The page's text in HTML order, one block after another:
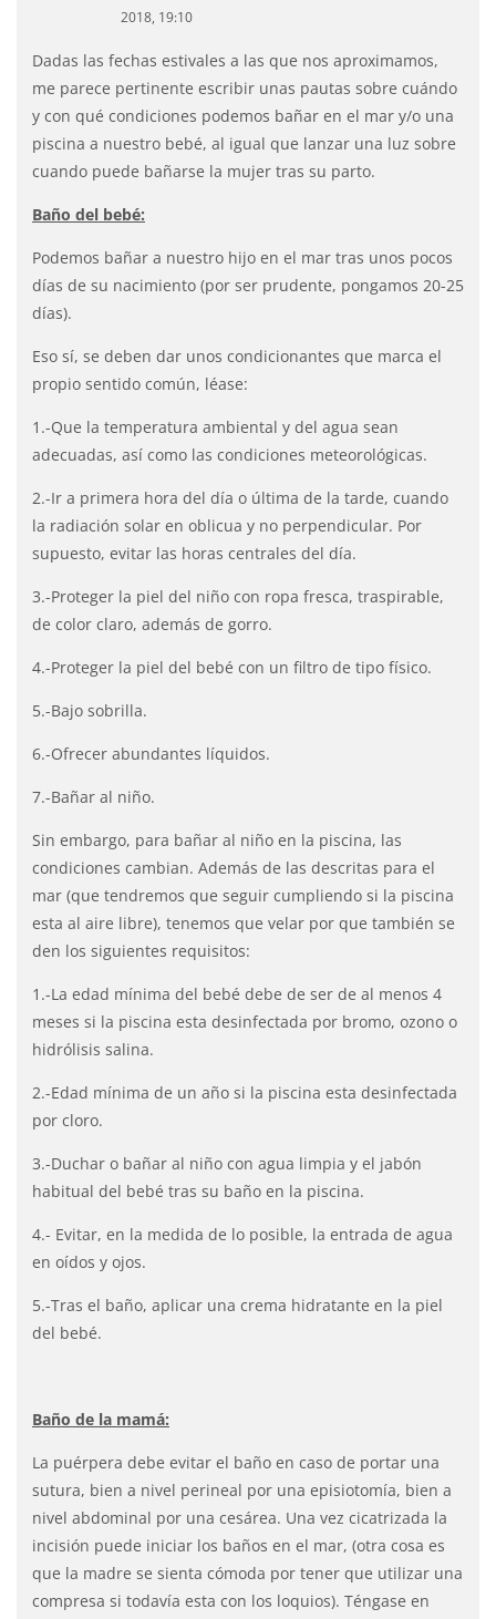
2018, 19:10
Dadas las fechas estivales a las que nos aproximamos,
me parece pertinente escribir unas pautas sobre cuándo
y con qué condiciones podemos bañar en el mar y/o una
piscina a nuestro bebé, al igual que lanzar una luz sobre
cuando puede bañarse la mujer tras su parto.
Baño del bebé:
Podemos bañar a nuestro hijo en el mar tras unos pocos
días de su nacimiento (por ser prudente, pongamos 20-25
días).
Eso sí, se deben dar unos condicionantes que marca el
propio sentido común, léase:
1.-Que la temperatura ambiental y del agua sean
adecuadas, así como las condiciones meteorológicas.
2.-Ir a primera hora del día o última de la tarde, cuando
la radiación solar en oblicua y no perpendicular. Por
supuesto, evitar las horas centrales del día.
3.-Proteger la piel del niño con ropa fresca, traspirable,
de color claro, además de gorro.
4.-Proteger la piel del bebé con un filtro de tipo físico.
5.-Bajo sobrilla.
6.-Ofrecer abundantes líquidos.
7.-Bañar al niño.
Sin embargo, para bañar al niño en la piscina, las
condiciones cambian. Además de las descritas para el
mar (que tendremos que seguir cumpliendo si la piscina
esta al aire libre), tenemos que velar por que también se
den los siguientes requisitos:
1.-La edad mínima del bebé debe de ser de al menos 4
meses si la piscina esta desinfectada por bromo, ozono o
hidrólisis salina.
2.-Edad mínima de un año si la piscina esta desinfectada
por cloro.
3.-Duchar o bañar al niño con agua limpia y el jabón
habitual del bebé tras su baño en la piscina.
4.- Evitar, en la medida de lo posible, la entrada de agua
en oídos y ojos.
5.-Tras el baño, aplicar una crema hidratante en la piel
del bebé.
Baño de la mamá:
La puérpera debe evitar el baño en caso de portar una
sutura, bien a nivel perineal por una episiotomía, bien a
nivel abdominal por una cesárea. Una vez cicatrizada la
incisión puede iniciar los baños en el mar, (otra cosa es
que la madre se sienta cómoda por tener que utilizar una
compresa si todavía esta con los loquios). Téngase en